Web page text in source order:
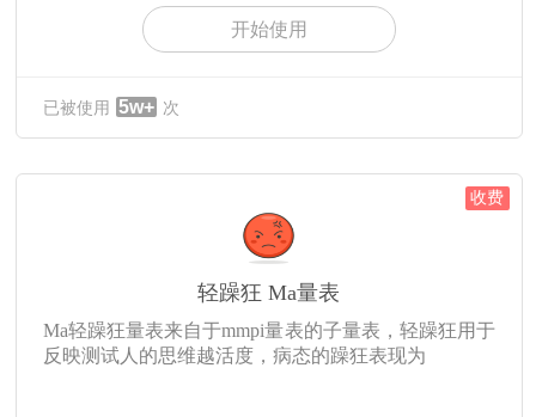
开始使用
已被使用 5w+ 次
收费
轻躁狂 Ma量表
Ma轻躁狂量表来自于mmpi量表的子量表，轻躁狂用于
反映测试人的思维越活度，病态的躁狂表现为